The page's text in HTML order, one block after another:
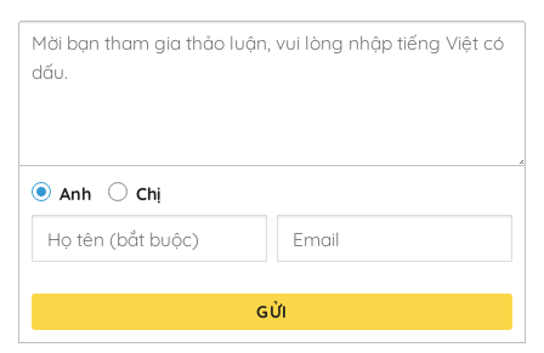
Anh Chị
GỬI